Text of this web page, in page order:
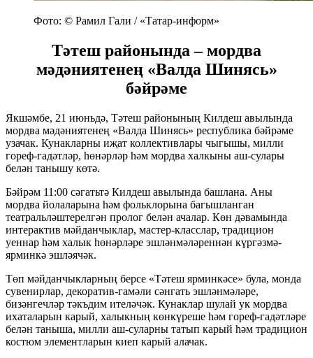
Фото: © Рамил Гали / «Татар-информ»
Тәтеш районында – мордва
мәдәниятенең «Валда Шинясь»
бәйрәме
Якшәмбе, 21 июньдә, Тәтеш районының Килдеш авылында
мордва мәдәниятенең «Валда Шинясь» республика бәйрәме
узачак. Кунакларны иҗат коллективлары чыгышы, милли
гореф-гадәтләр, һөнәрләр һәм мордва халкыны аш-сулары
белән танышу көтә.
Бәйрәм 11:00 сәгатьтә Килдеш авылында башлана. Аны
мордва йолаларына һәм фольклорына багышланган
театральләштерелгән пролог белән ачалар. Көн дәвамында
интерактив мәйданчыклар, мастер-класслар, традицион
уеннар һәм халык һөнәрләре эшләнмәләреннән күргәзмә-
ярминкә эшләячәк.
Төп мәйданчыкларның берсе «Тәтеш ярминкәсе» була, монда
сувенирлар, декоратив-гамәли сәнгать эшләнмәләре,
бизәнгечләр тәкъдим ителәчәк. Кунаклар шулай ук мордва
ихаталарын карый, халыкның көнкүреше һәм гореф-гадәтләре
белән таныша, милли аш-суларны татып карый һәм традицион
костюм элементларын киеп карый алачак.